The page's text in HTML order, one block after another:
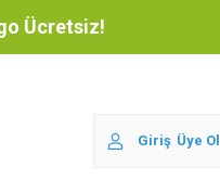
Ücretsiz!
Giriş Üye Ol